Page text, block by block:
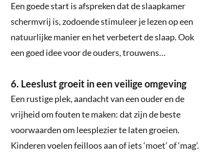
Een goede start is afspreken dat de slaapkamer
schermvrij is, zodoende stimuleer je lezen op een
natuurlijke manier en het verbetert de slaap. Ook
een goed idee voor de ouders, trouwens…
6. Leeslust groeit in een veilige omgeving
Een rustige plek, aandacht van een ouder en de
vrijheid om fouten te maken: dat zijn de beste
voorwaarden om leesplezier te laten groeien.
Kinderen voelen feilloos aan of iets ‘moet’ of ‘mag’.